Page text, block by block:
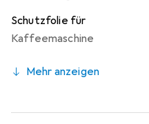
staubfrei ist. Zudem lässt
rückstandsfrei entfernen.
Produktionsbedingungen.
Schutzfolie für
Kaffeemaschine
Mehr anzeigen